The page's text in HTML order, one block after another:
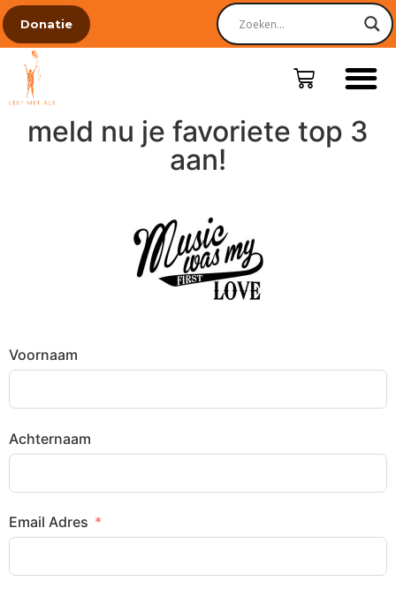
Donatie
meld nu je favoriete top 3
aan!
Voornaam
Achternaam
Email Adres